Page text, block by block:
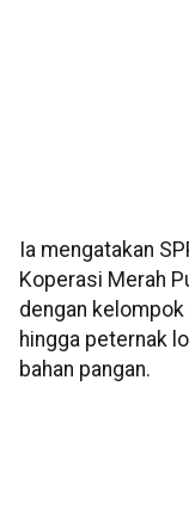
Ia mengatakan
Koperasi Merah
dengan
hingga peternak
bahan pangan.